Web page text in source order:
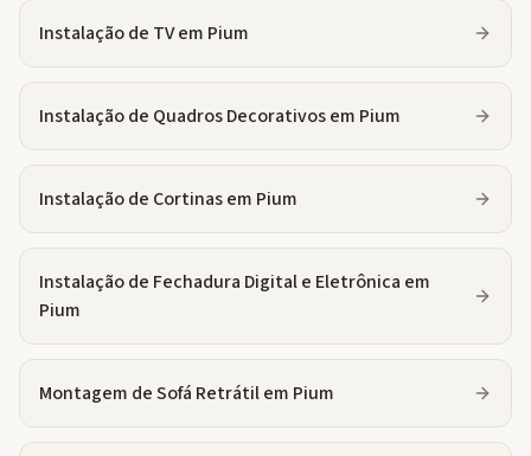
Instalação de TVem Pium
Instalação de Quadros Decorativosem Pium
Instalação de Cortinasem Pium
Instalação de Fechadura Digital e Eletrônica em
Pium
Montagem de Sofá Retrátilem Pium